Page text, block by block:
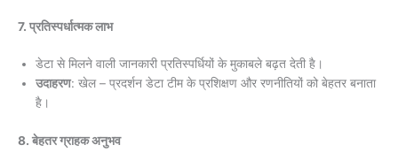
7. प्रतिस्पर्धात्मक लाभ
डेटा से मिलने वाली जानकारी प्रतिस्पर्धियों के मुकाबले बढ़त देती है।
उदाहरण: खेल – प्रदर्शन डेटा टीम के प्रशिक्षण और रणनीतियों को बेहतर बनाता
है।
8. बेहतर ग्राहक अनुभव